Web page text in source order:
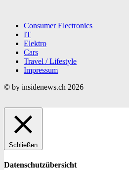
Consumer Electronics
IT
Elektro
Cars
Travel / Lifestyle
Impressum
© by insidenews.ch 2026
Schließen
Datenschutzübersicht